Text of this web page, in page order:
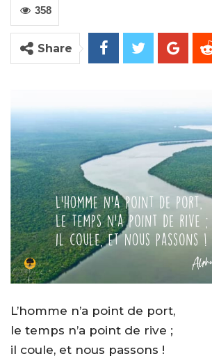
358
Share
L’homme n’a point de port,
le temps n’a point de rive ;
il coule, et nous passons !